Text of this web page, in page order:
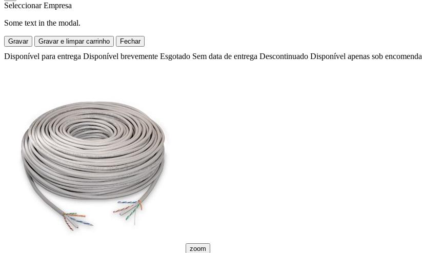
Seleccionar Empresa
Some text in the modal.
Gravar Gravar e limpar carrinho Fechar
Disponível para entrega Disponível brevemente Esgotado Sem data de entrega Descontinuado Disponível apenas sob encomenda
zoom